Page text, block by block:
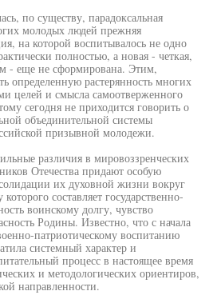
по существу, парадоксальная
молодых людей прежняя
на которой воспитывалось не одно
полностью, а новая - четкая,
- еще не сформирована. Этим,
определенную растерянность многих
целей и смысла самоотверженного
сегодня не приходится говорить о
объединительной системы
призывной молодежи.
различия в мировоззренческих
Отечества придают особую
их духовной жизни вокруг
составляет государственно-
воинскому долгу, чувство
Родины. Известно, что с начала
патриотическому воспитанию
системный характер и
процесс в настоящее время
и методологических ориентиров,
направленности.